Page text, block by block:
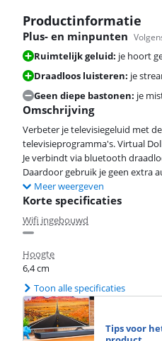
Productinformatie
Plus- en minpunten
Ruimtelijk geluid: je hoort
Draadloos luisteren: je
Geen diepe bastonen: je
Omschrijving
Verbeter je televisiegeluid met
televisieprogramma's. Virtual
Je verbindt via bluetooth
Daardoor gebruik je geen extra
Meer weergeven
Korte specificaties
Wifi ingebouwd
Hoogte
6,4 cm
Toon alle specificaties
Tips voor